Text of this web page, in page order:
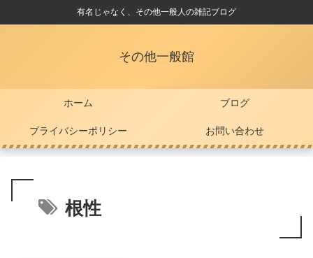
有名じゃなく、その他一般人の雑記ブログ
その他一般館
ホーム ブログ
プライバシーポリシー お問い合わせ
根性